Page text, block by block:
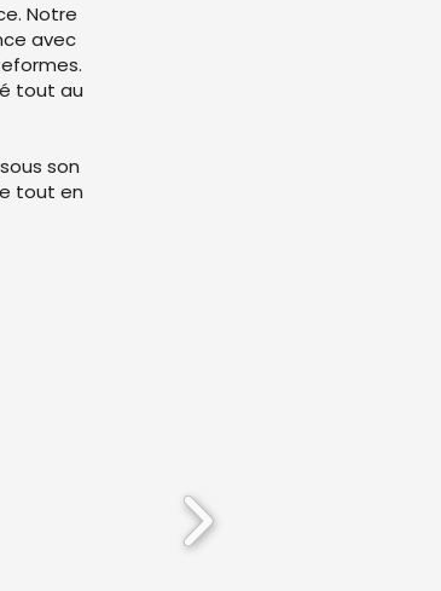
Notre
avec
tout au
son
tout en